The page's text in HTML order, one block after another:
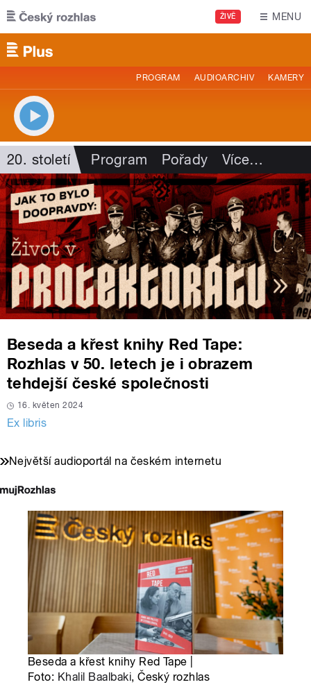
Přejít k hlavnímu obsahu
ŽIVĚ MENU
PROGRAM AUDIOARCHIV KAMERY
20. století Program Pořady Více…
Beseda a křest knihy Red Tape:
Rozhlas v 50. letech je i obrazem
tehdejší české společnosti
16. květen 2024
Ex libris
Největší audioportál na českém internetu
Beseda a křest knihy Red Tape |
Foto: Khalil Baalbaki, Český rozhlas